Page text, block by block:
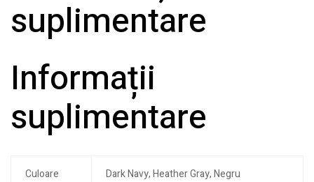
suplimentare
Informații
suplimentare
Culoare Dark Navy, Heather Gray, Negru